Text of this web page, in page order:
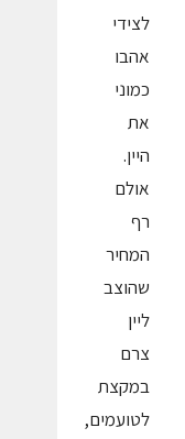
לצידי
אהבו
כמוני
את
היין.
אולם
רף
המחיר
שהוצב
ליין
צרם
במקצת
לטועמים,